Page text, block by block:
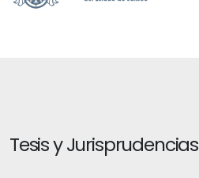
Tesis y Jurisprudencias